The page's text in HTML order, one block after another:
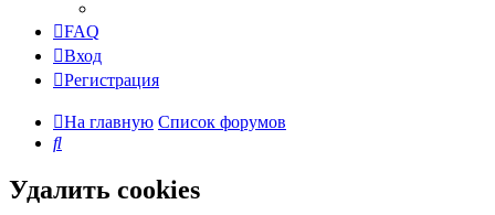
FAQ
Вход
Регистрация
На главную Список форумов
Поиск
Удалить cookies